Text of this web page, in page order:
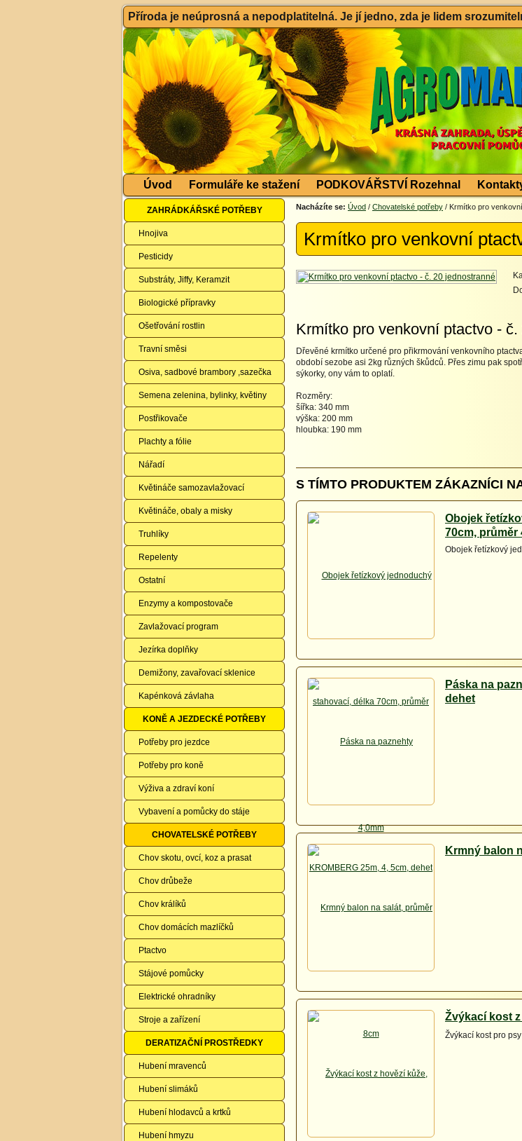
Příroda je neúprosná a nepodplatitelná. Je jí jedno, zda je lidem
Úvod Formuláře ke stažení PODKOVÁŘSTVÍ Rozehnal
ZAHRÁDKÁŘSKÉ POTŘEBY
Hnojiva
Pesticidy
Substráty, Jiffy, Keramzit
Biologické přípravky
Ošetřování rostlin
Travní směsi
Osiva, sadbové brambory ,sazečka
Semena zelenina, bylinky, květiny
Postřikovače
Plachty a fólie
Nářadí
Květináče samozavlažovací
Květináče, obaly a misky
Truhlíky
Repelenty
Ostatní
Enzymy a kompostovače
Zavlažovací program
Jezírka doplňky
Demižony, zavařovací sklenice
Kapénková závlaha
KONĚ A JEZDECKÉ POTŘEBY
Potřeby pro jezdce
Potřeby pro koně
Výživa a zdraví koní
Vybavení a pomůcky do stáje
CHOVATELSKÉ POTŘEBY
Chov skotu, ovcí, koz a prasat
Chov drůbeže
Chov králíků
Chov domácích mazlíčků
Ptactvo
Stájové pomůcky
Elektrické ohradníky
Stroje a zařízení
DERATIZAČNÍ PROSTŘEDKY
Hubení mravenců
Hubení slimáků
Hubení hlodavců a krtků
Hubení hmyzu
Nacházíte se: Úvod / Chovatelské potřeby / Krmítko pro
Krmítko pro venkovní
Krmítko pro venkovní ptactvo -
Dřevěné krmítko určené pro přikrmování venkovního
období sezobe asi 2kg různých škůdců. Přes zimu pak
sýkorky, ony vám to oplatí.
Rozměry:
šířka: 340 mm
výška: 200 mm
hloubka: 190 mm
S TÍMTO PRODUKTEM ZÁKAZNÍCI
Obojek
70cm, průměr
Obojek řetízkový
Páska na
dehet
Krmný balon
Žvýkací kost
Žvýkací kost pro